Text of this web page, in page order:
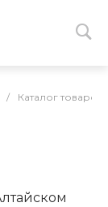
/ Каталог товаров